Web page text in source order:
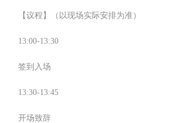
【议程】（以现场实际安排为准）
13:00-13:30
签到入场
13:30-13:45
开场致辞